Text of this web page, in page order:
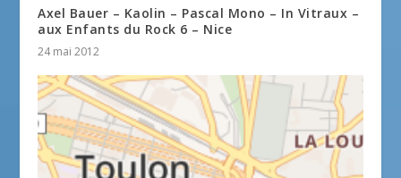
Axel Bauer – Kaolin – Pascal Mono – In Vitraux –
aux Enfants du Rock 6 – Nice
24 mai 2012